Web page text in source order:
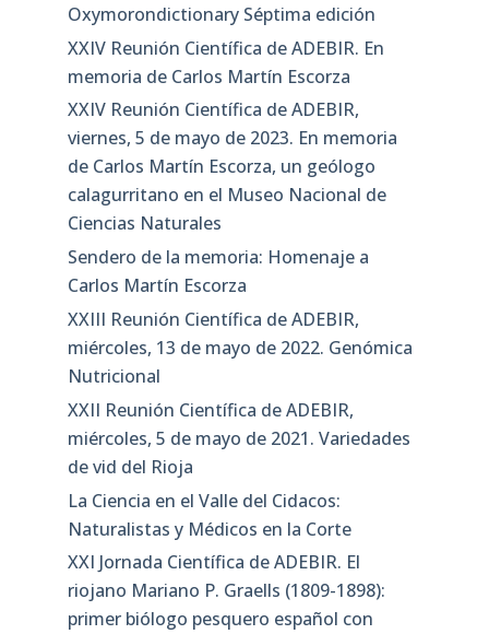
Oxymorondictionary Séptima edición
XXIV Reunión Científica de ADEBIR. En
memoria de Carlos Martín Escorza
XXIV Reunión Científica de ADEBIR,
viernes, 5 de mayo de 2023. En memoria
de Carlos Martín Escorza, un geólogo
calagurritano en el Museo Nacional de
Ciencias Naturales
Sendero de la memoria: Homenaje a
Carlos Martín Escorza
XXIII Reunión Científica de ADEBIR,
miércoles, 13 de mayo de 2022. Genómica
Nutricional
XXII Reunión Científica de ADEBIR,
miércoles, 5 de mayo de 2021. Variedades
de vid del Rioja
La Ciencia en el Valle del Cidacos:
Naturalistas y Médicos en la Corte
XXI Jornada Científica de ADEBIR. El
riojano Mariano P. Graells (1809-1898):
primer biólogo pesquero español con